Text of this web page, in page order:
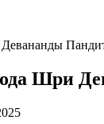
Шри